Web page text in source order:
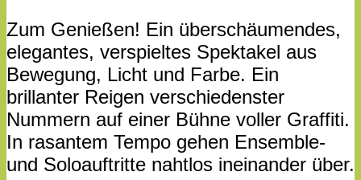
Zum Genießen! Ein überschäumendes,
elegantes, verspieltes Spektakel aus
Bewegung, Licht und Farbe. Ein
brillanter Reigen verschiedenster
Nummern auf einer Bühne voller Graffiti.
In rasantem Tempo gehen Ensemble-
und Soloauftritte nahtlos ineinander über.